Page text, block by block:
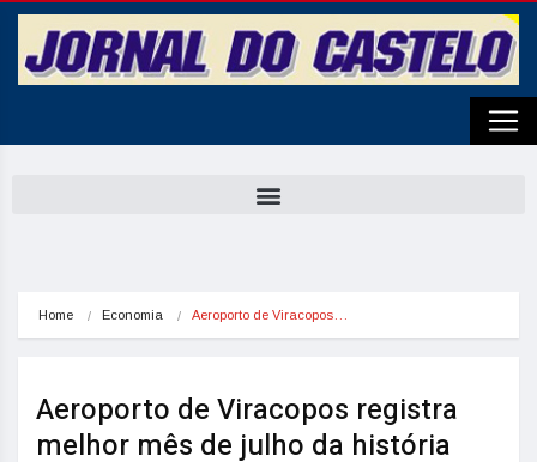
Home Economia Aeroporto de Viracopos…
Aeroporto de Viracopos registra
melhor mês de julho da história